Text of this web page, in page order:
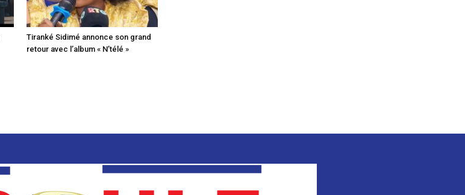
Tiranké Sidimé annonce son grand
retour avec l’album « N’télé »